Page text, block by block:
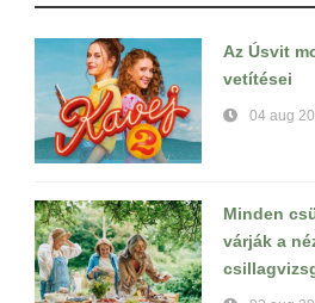
Az Úsvit
vetítései
04 aug
Minden
várják a